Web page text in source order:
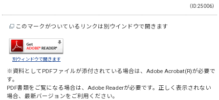
（ID:25006）
このマークがついているリンクは別ウインドウで開きます
別ウィンドウで開きます
※資料としてPDFファイルが添付されている場合は、 Adobe Acrobat(R)が必要で
す。
PDF書類をご覧になる場合は、 Adobe Readerが必要です。正しく表示されない
場合、最新バージョンをご利用ください。